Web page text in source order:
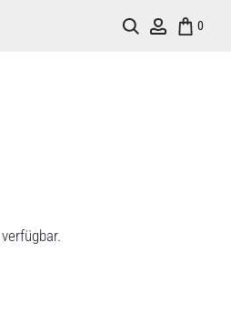
0
Account
Search